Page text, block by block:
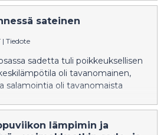
sateinen
| Tiedote
sadetta tuli poikkeuksellisen
oli tavanomainen,
salamointia oli tavanomaista
lämpimin ja